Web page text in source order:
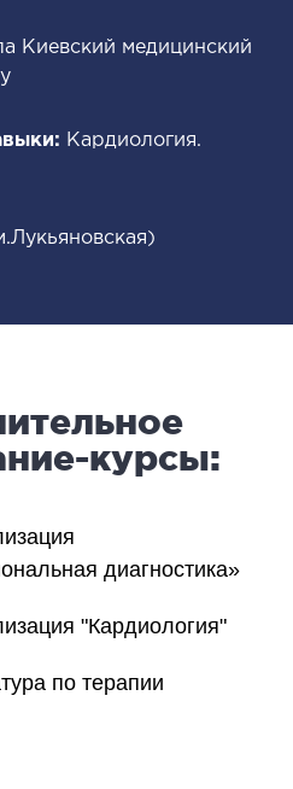
Киевский медицинский
Кардиология.
курсы:
диагностика»
"Кардиология"
по терапии